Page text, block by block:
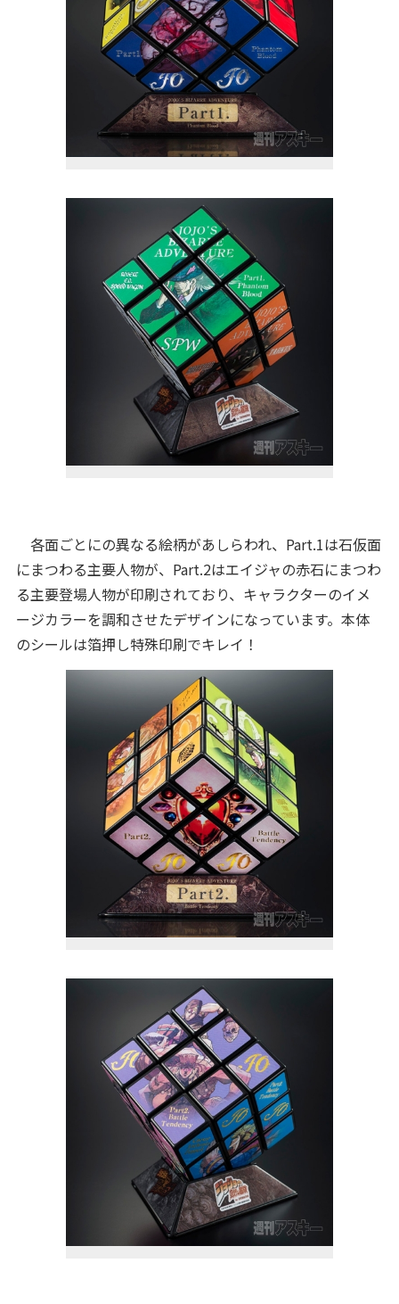
各面ごとにの異なる絵柄があしらわれ、Part.1は石仮面
にまつわる主要人物が、Part.2はエイジャの赤石にまつわ
る主要登場人物が印刷されており、キャラクターのイメ
ージカラーを調和させたデザインになっています。本体
のシールは箔押し特殊印刷でキレイ！